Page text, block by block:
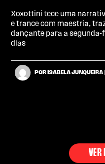
Xoxottini tece uma
e trance com maestria,
dançante para a
dias
POR ISABELA JUNQUEIRA